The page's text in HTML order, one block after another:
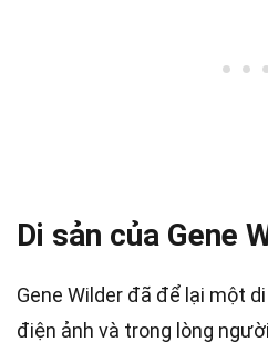
Di sản của Gene
Gene Wilder đã để lại một
điện ảnh và trong lòng